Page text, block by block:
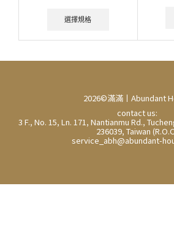
選擇規格
2026©滿滿丨Abundant
contact us:
3 F., No. 15, Ln. 171, Nantianmu Rd.,
236039, Taiwan
service_abh@abundant-